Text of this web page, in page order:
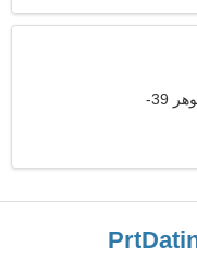
زن مجرد به دنبال شوهر 39-